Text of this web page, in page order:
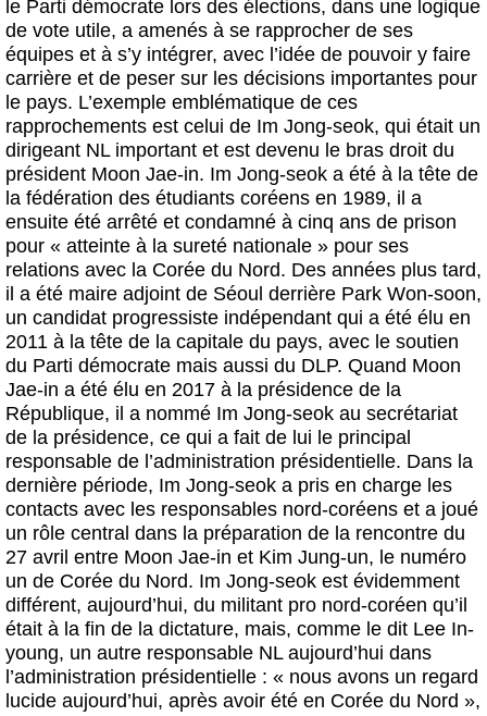
le Parti démocrate lors des élections, dans une logique
de vote utile, a amenés à se rapprocher de ses
équipes et à s’y intégrer, avec l’idée de pouvoir y faire
carrière et de peser sur les décisions importantes pour
le pays. L’exemple emblématique de ces
rapprochements est celui de Im Jong-seok, qui était un
dirigeant NL important et est devenu le bras droit du
président Moon Jae-in. Im Jong-seok a été à la tête de
la fédération des étudiants coréens en 1989, il a
ensuite été arrêté et condamné à cinq ans de prison
pour « atteinte à la sureté nationale » pour ses
relations avec la Corée du Nord. Des années plus tard,
il a été maire adjoint de Séoul derrière Park Won-soon,
un candidat progressiste indépendant qui a été élu en
2011 à la tête de la capitale du pays, avec le soutien
du Parti démocrate mais aussi du DLP. Quand Moon
Jae-in a été élu en 2017 à la présidence de la
République, il a nommé Im Jong-seok au secrétariat
de la présidence, ce qui a fait de lui le principal
responsable de l’administration présidentielle. Dans la
dernière période, Im Jong-seok a pris en charge les
contacts avec les responsables nord-coréens et a joué
un rôle central dans la préparation de la rencontre du
27 avril entre Moon Jae-in et Kim Jung-un, le numéro
un de Corée du Nord. Im Jong-seok est évidemment
différent, aujourd’hui, du militant pro nord-coréen qu’il
était à la fin de la dictature, mais, comme le dit Lee In-
young, un autre responsable NL aujourd’hui dans
l’administration présidentielle : « nous avons un regard
lucide aujourd’hui, après avoir été en Corée du Nord »,